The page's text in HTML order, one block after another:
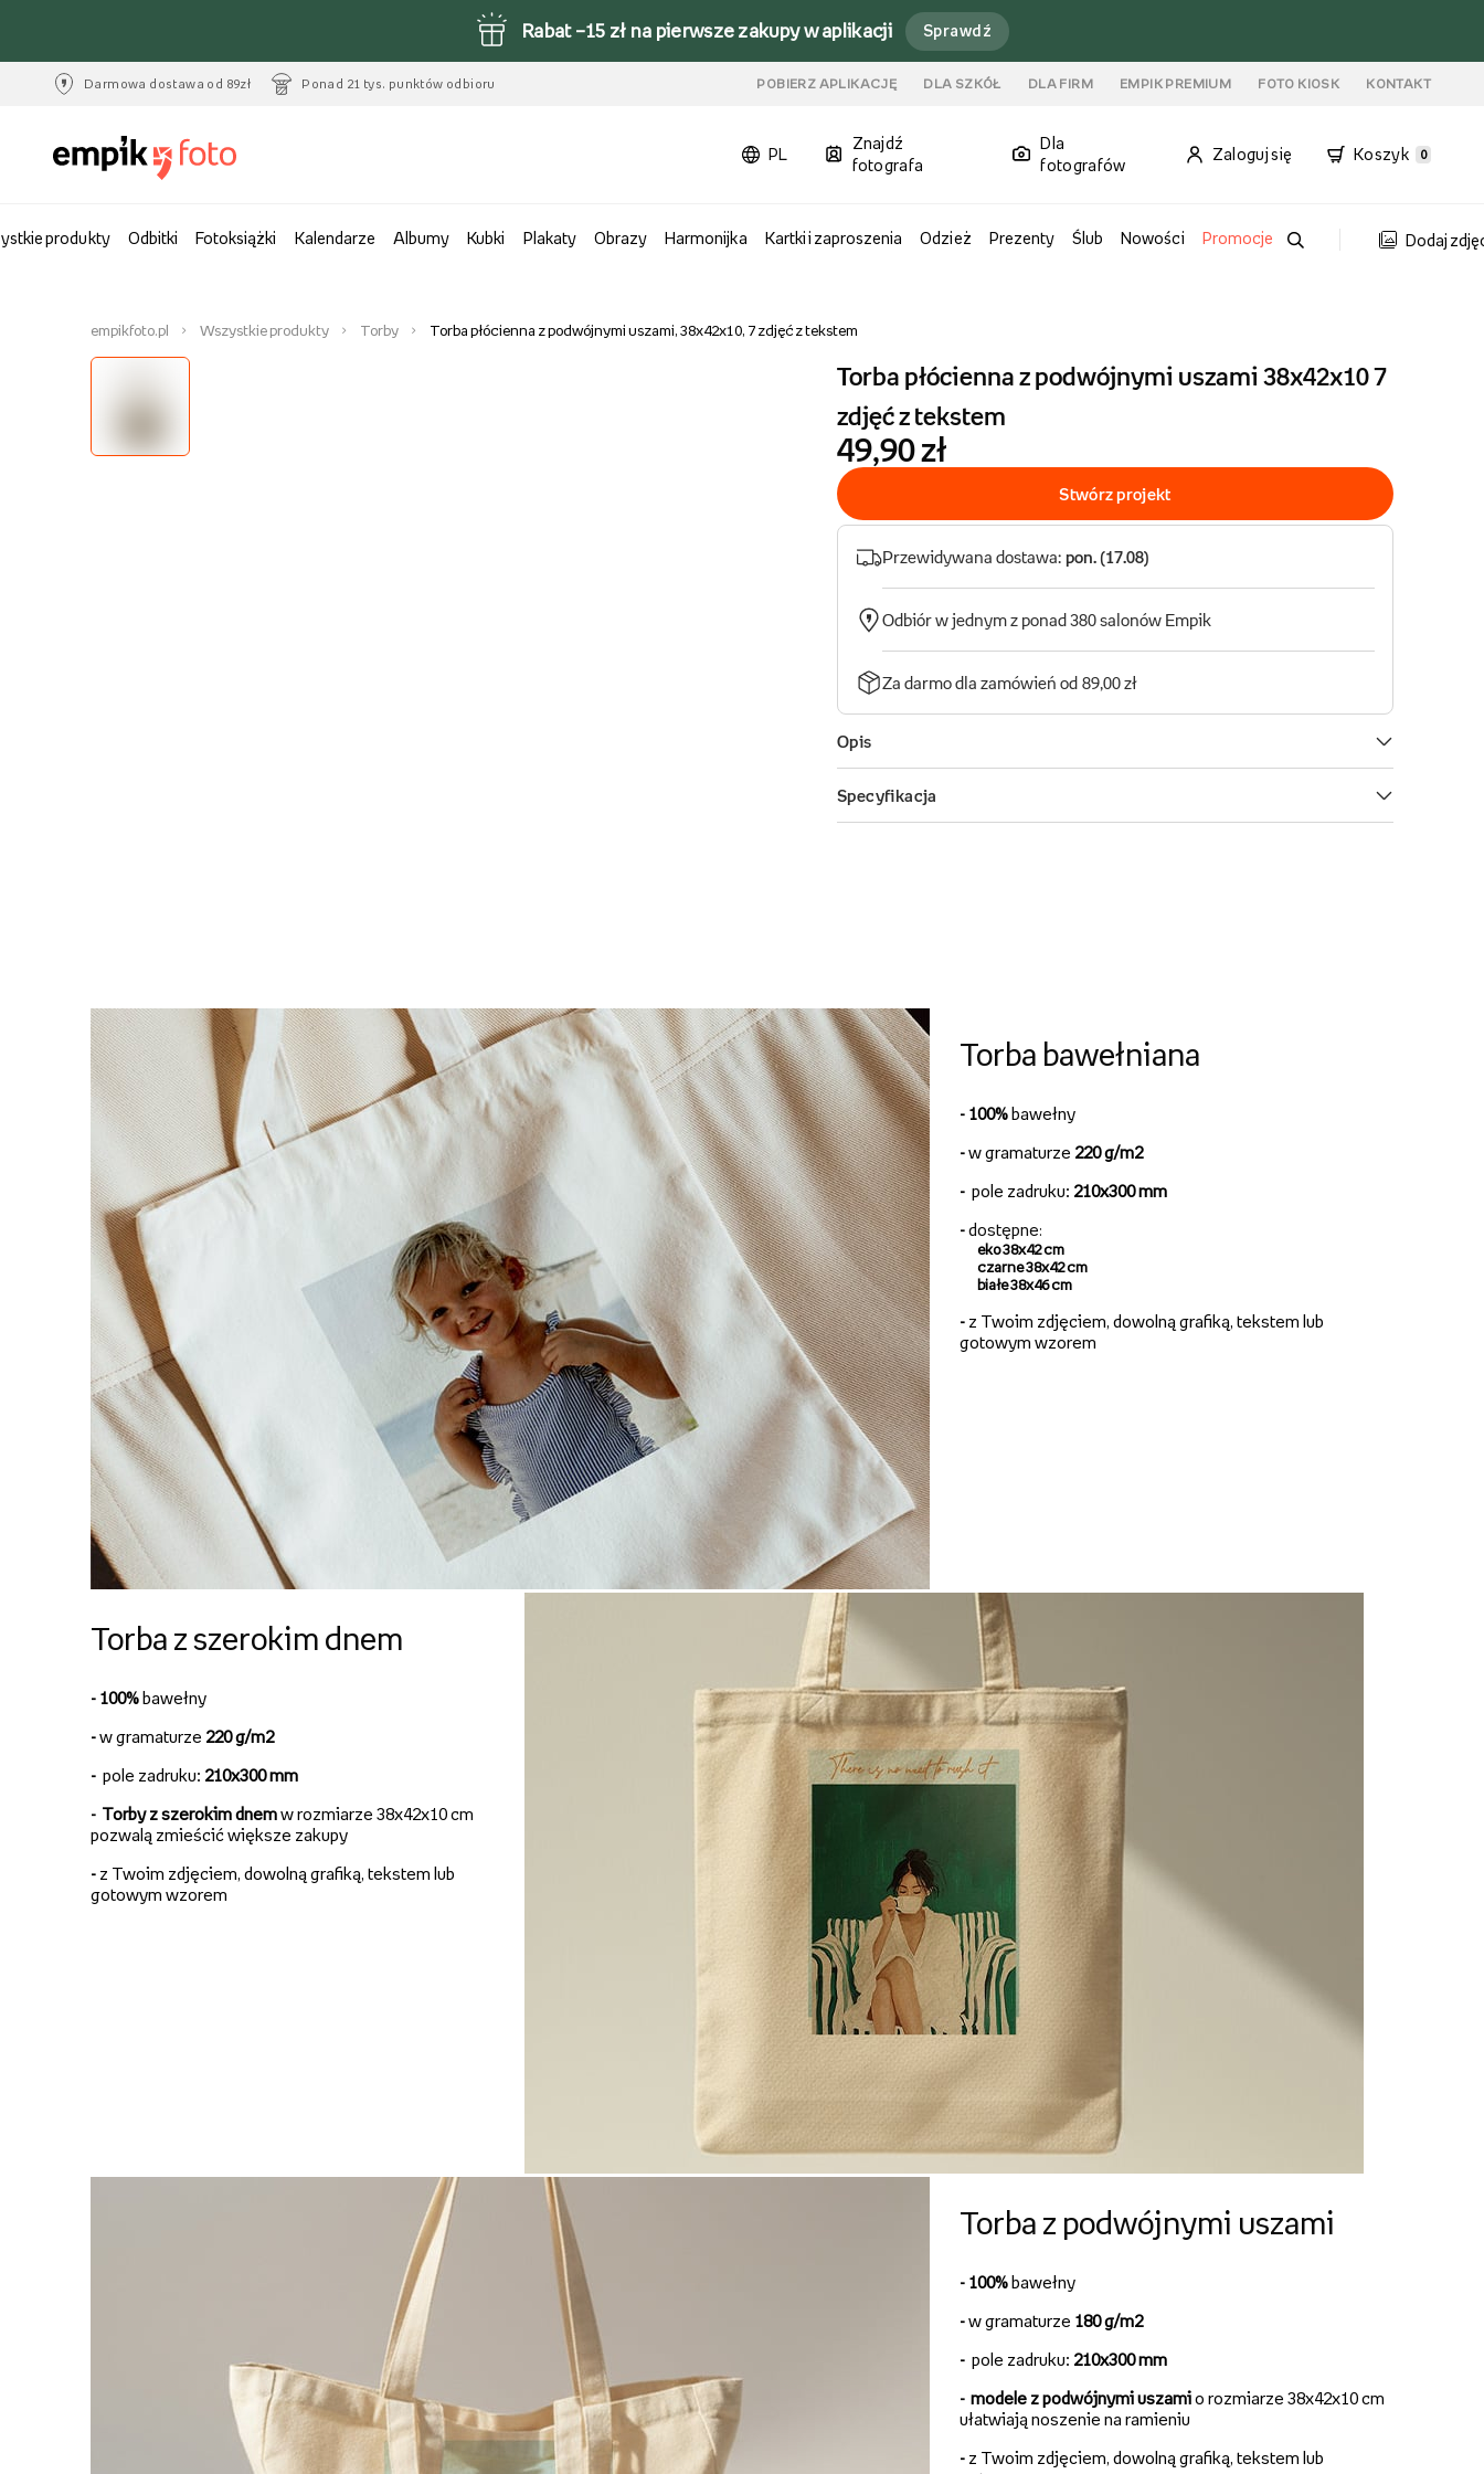
Rabat –15 zł na pierwsze zakupy w aplikacji Sprawdź
Darmowa dostawa od 89zł Ponad 21 tys. punktów odbioru POBIERZ APLIKACJĘ DLA SZKÓŁ DLA FIRM EMPIK PREMIUM FOTO KIOSK KONTAKT
PL
Znajdź
fotografa
Dla
fotografów
Zaloguj się Koszyk 0
produkty Odbitki Fotoksiążki Kalendarze Albumy Kubki Plakaty Obrazy Harmonijka Kartki i zaproszenia Odzież Prezenty Ślub Nowości Promocje Dodaj
empikfoto.pl Wszystkie produkty Torby Torba płócienna z podwójnymi uszami, 38x42x10, 7 zdjęć z tekstem
Torba bawełniana
- 100% bawełny
-w gramaturze 220 g/m2
- pole zadruku: 210x300 mm
-dostępne:
eko 38x42 cm
czarne 38x42 cm
białe 38x46 cm
-z Twoim zdjęciem, dowolną grafiką, tekstem lub
gotowym wzorem
Torba z szerokim dnem
- 100% bawełny
-w gramaturze 220 g/m2
- pole zadruku: 210x300 mm
- Torby z szerokim dnemw rozmiarze 38x42x10 cm
pozwalą zmieścić większe zakupy
- z Twoim zdjęciem, dowolną grafiką, tekstem lub
gotowym wzorem
Torba z podwójnymi uszami
- 100% bawełny
-w gramaturze 180 g/m2
- pole zadruku: 210x300 mm
- modele z podwójnymi uszamio rozmiarze 38x42x10 cm
ułatwiają noszenie na ramieniu
-z Twoim zdjęciem, dowolną grafiką, tekstem lub